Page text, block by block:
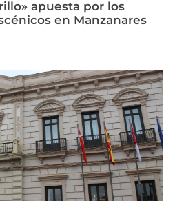
apuesta por los
en Manzanares